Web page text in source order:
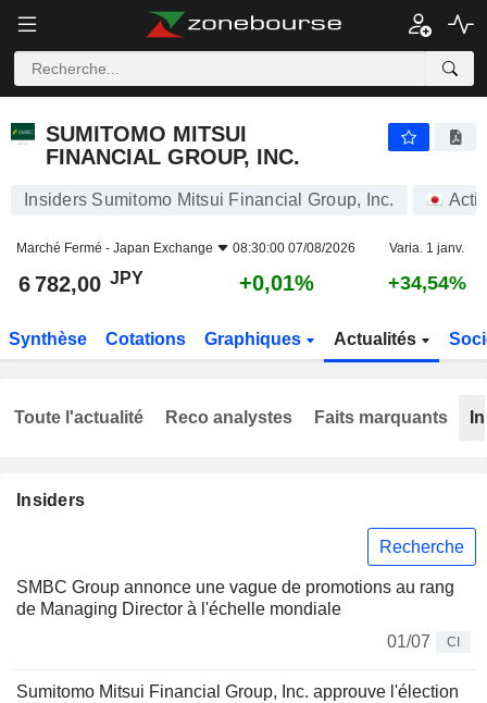
SUMITOMO MITSUI
FINANCIAL GROUP, INC.
Insiders Sumitomo Mitsui Financial Group, Inc.
Marché Fermé - Japan Exchange 08:30:00 07/08/2026 Varia. 1 janv.
6 782,00 JPY +0,01% +34,54%
Synthèse Cotations Graphiques Actualités
Insiders
Recherche
SMBC Group annonce une vague de promotions au rang
de Managing Director à l'échelle mondiale
01/07
CI
Sumitomo Mitsui Financial Group, Inc. approuve l'élection
Toute l'actualité Reco analystes Faits marquants